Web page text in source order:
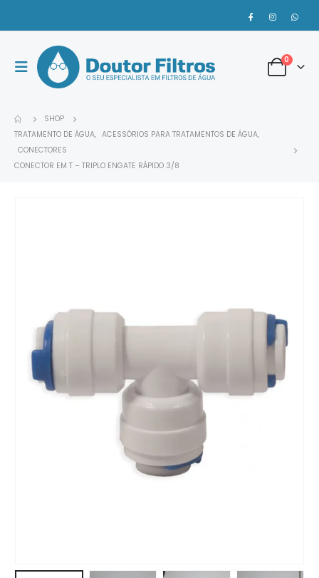
0
SHOP
TRATAMENTO DE ÁGUA, ACESSÓRIOS PARA TRATAMENTOS DE ÁGUA,
CONECTORES
CONECTOR EM T – TRIPLO ENGATE RÁPIDO 3/8